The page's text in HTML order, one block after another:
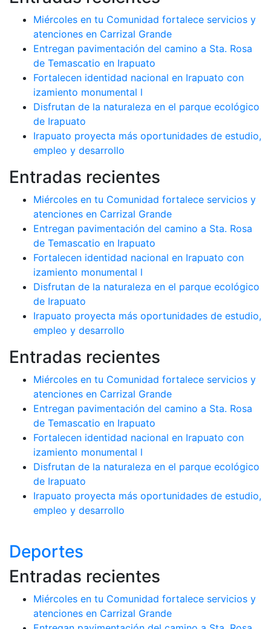
Miércoles en tu Comunidad fortalece servicios y
atenciones en Carrizal Grande
Entregan pavimentación del camino a Sta. Rosa
de Temascatio en Irapuato
Fortalecen identidad nacional en Irapuato con
izamiento monumental l
Disfrutan de la naturaleza en el parque ecológico
de Irapuato
Irapuato proyecta más oportunidades de estudio,
empleo y desarrollo
Entradas recientes
Miércoles en tu Comunidad fortalece servicios y
atenciones en Carrizal Grande
Entregan pavimentación del camino a Sta. Rosa
de Temascatio en Irapuato
Fortalecen identidad nacional en Irapuato con
izamiento monumental l
Disfrutan de la naturaleza en el parque ecológico
de Irapuato
Irapuato proyecta más oportunidades de estudio,
empleo y desarrollo
Entradas recientes
Miércoles en tu Comunidad fortalece servicios y
atenciones en Carrizal Grande
Entregan pavimentación del camino a Sta. Rosa
de Temascatio en Irapuato
Fortalecen identidad nacional en Irapuato con
izamiento monumental l
Disfrutan de la naturaleza en el parque ecológico
de Irapuato
Irapuato proyecta más oportunidades de estudio,
empleo y desarrollo
Deportes
Entradas recientes
Miércoles en tu Comunidad fortalece servicios y
atenciones en Carrizal Grande